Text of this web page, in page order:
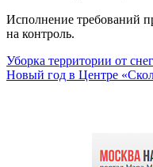
Исполнение требований
на контроль.
Уборка территории от
Новый год в Центре